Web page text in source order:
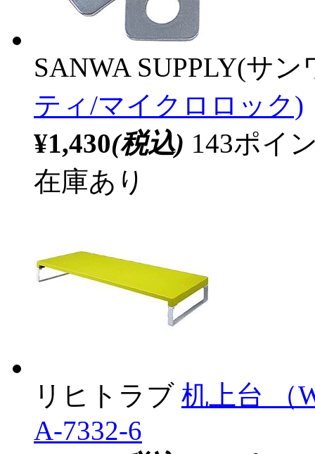
SANWA SUPPLY(サ
ティ/マイクロロック)
¥1,430(税込) 143ポイ
在庫あり
リヒトラブ 机上台 （
A-7332-6